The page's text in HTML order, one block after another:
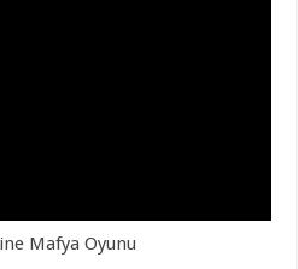
Mafya Oyunu